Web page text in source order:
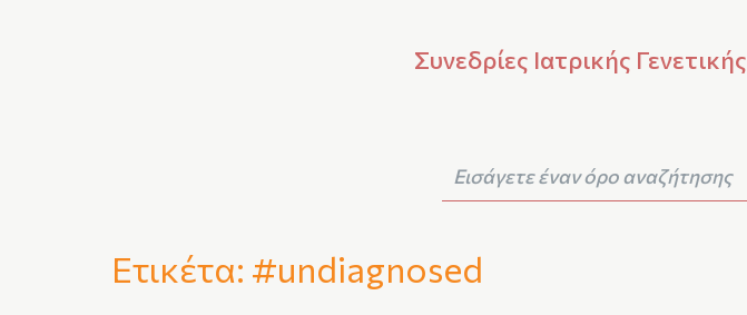
Συνεδρίες Ιατρικής Γενετικής
Ετικέτα: #undiagnosed